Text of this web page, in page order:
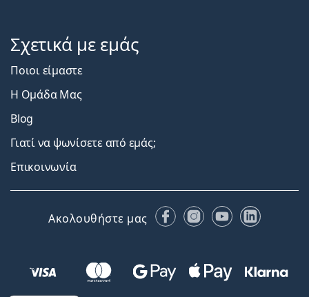
Σχετικά με εμάς
Ποιοι είμαστε
Η Ομάδα Μας
Blog
Γιατί να ψωνίσετε από εμάς;
Επικοινωνία
Ακολουθήστε μας FacebookInstagram
YouTubeLinkedIn